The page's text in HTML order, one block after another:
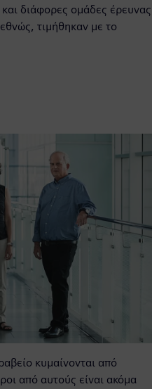
διάφορες ομάδες έρευνας
τιμήθηκαν με το
κυμαίνονται από
από αυτούς είναι ακόμα